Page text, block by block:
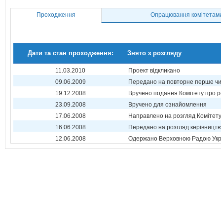
Проходження Опрацювання
Дати та стан проходження: Знято з розгляду
11.03.2010
Проект відкликано
09.06.2009
Передано на повторне перше
19.12.2008
Вручено подання Комітету про
23.09.2008
Вручено для ознайомлення
17.06.2008
Направлено на розгляд Комітету
16.06.2008
Передано на розгляд
12.06.2008
Одержано Верховною Радою